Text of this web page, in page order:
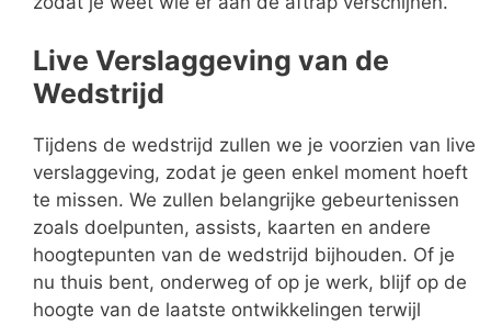
Live Verslaggeving van de
Wedstrijd
Tijdens de wedstrijd zullen we je voorzien van live
verslaggeving, zodat je geen enkel moment hoeft
te missen. We zullen belangrijke gebeurtenissen
zoals doelpunten, assists, kaarten en andere
hoogtepunten van de wedstrijd bijhouden. Of je
nu thuis bent, onderweg of op je werk, blijf op de
hoogte van de laatste ontwikkelingen terwijl